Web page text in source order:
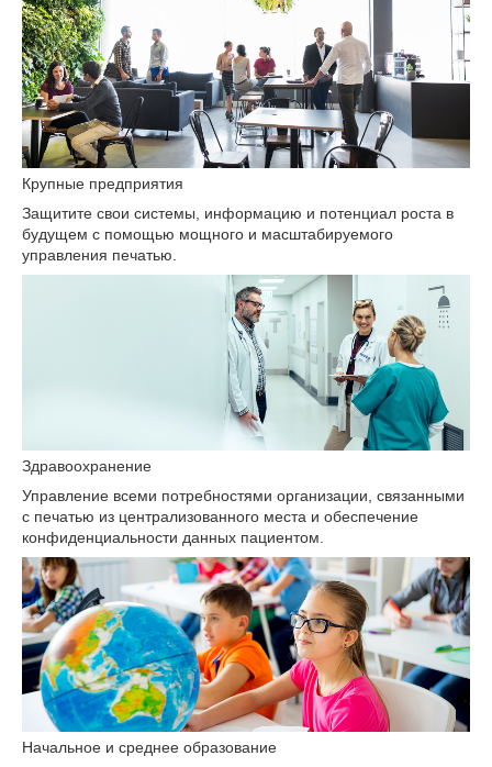
Крупные предприятия
Защитите свои системы, информацию и потенциал роста в
будущем с помощью мощного и масштабируемого
управления печатью.
Здравоохранение
Управление всеми потребностями организации, связанными
с печатью из централизованного места и обеспечение
конфиденциальности данных пациентом.
Начальное и среднее образование